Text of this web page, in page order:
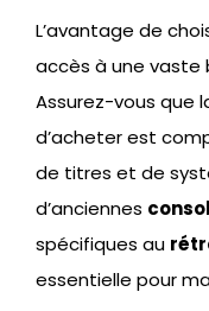
L’avantage de
accès à une vaste
Assurez-vous que
d’acheter est
de titres et de
d’anciennes
spécifiques au
essentielle pour